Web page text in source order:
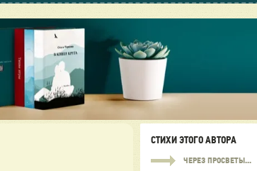
СТИХИ ЭТОГО АВТОРА
ЧЕРЕЗ ПРОСВЕТЫ...